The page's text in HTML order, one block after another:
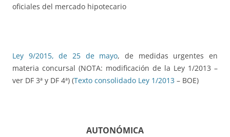
oficiales del mercado hipotecario
Ley 9/2015, de 25 de mayo, de medidas urgentes en
materia concursal (NOTA: modificación de la Ley 1/2013 –
ver DF 3ª y DF 4ª) (Texto consolidado Ley 1/2013 – BOE)
AUTONÓMICA